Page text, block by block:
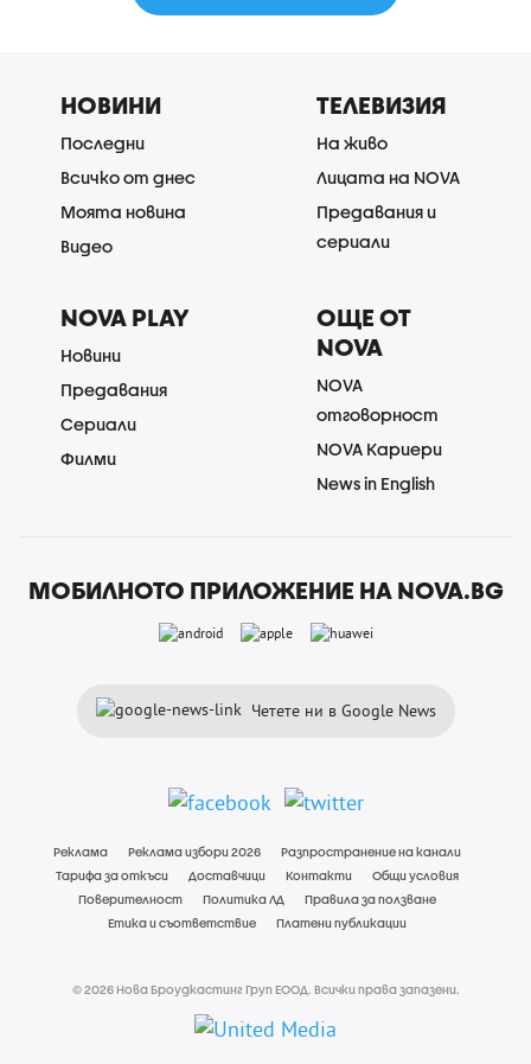
НОВИНИ
Последни
Всичко от днес
Моята новина
Видео
ТЕЛЕВИЗИЯ
На живо
Лицата на NOVA
Предавания и
сериали
NOVA PLAY
Новини
Предавания
Сериали
Филми
ОЩЕ ОТ
NOVA
NOVA
отговорност
NOVA Кариери
News in English
МОБИЛНОТО ПРИЛОЖЕНИЕ НА NOVA.BG
Четете ни в Google News
Реклама Реклама избори 2026
Разпространение на канали
Тарифа за откъси
Доставчици Контакти
Общи условия
Поверителност
Политика ЛД
Правила за ползване
Етика и съответствие
Платени публикации
© 2026 Нова Броудкастинг Груп ЕООД. Всички права запазени.